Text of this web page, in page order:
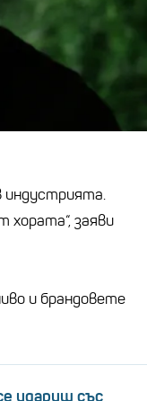
индустрията.
хората“, заяви
и брандовете
удариш със